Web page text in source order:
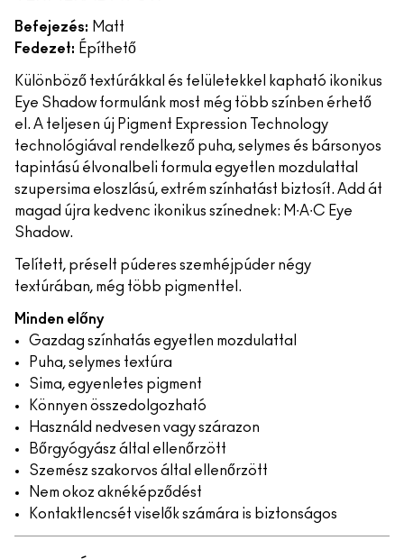
Befejezés: Matt
Fedezet: Építhető
Különböző textúrákkal és felületekkel kapható ikonikus
Eye Shadow formulánk most még több színben érhető
el. A teljesen új Pigment Expression Technology
technológiával rendelkező puha, selymes és bársonyos
tapintású élvonalbeli formula egyetlen mozdulattal
szupersima eloszlású, extrém színhatást biztosít. Add át
magad újra kedvenc ikonikus színednek: M∙A∙C Eye
Shadow.
Telített, préselt púderes szemhéjpúder négy
textúrában, még több pigmenttel.
Minden előny
Gazdag színhatás egyetlen mozdulattal
Puha, selymes textúra
Sima, egyenletes pigment
Könnyen összedolgozható
Használd nedvesen vagy szárazon
Bőrgyógyász által ellenőrzött
Szemész szakorvos által ellenőrzött
Nem okoz aknéképződést
Kontaktlencsét viselők számára is biztonságos